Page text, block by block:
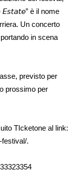
𝘌𝘴𝘵𝘢𝘵𝘦” è il nome
Un concerto
in scena
previsto per
prossimo per
TIcketone al link:
.